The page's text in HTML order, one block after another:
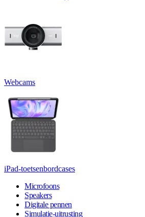
Webcams
iPad-toetsenbordcases
Microfoons
Speakers
Digitale pennen
Simulatie-uitrusting